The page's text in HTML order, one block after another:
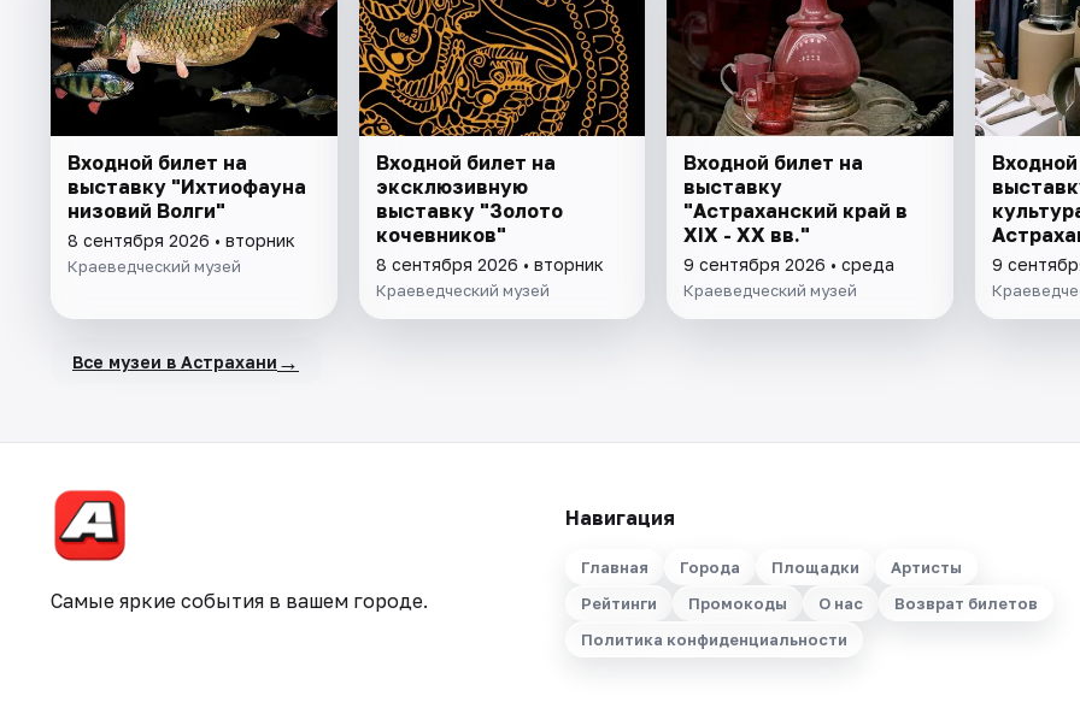
Входной билет на
выставку "Ихтиофауна
низовий Волги"
8 сентября 2026 • вторник
Краеведческий музей
Входной билет на
эксклюзивную
выставку "Золото
кочевников"
8 сентября 2026 • вторник
Краеведческий музей
Входной билет на
выставку
"Астраханский край в
XIX - XX вв."
9 сентября 2026 • среда
Краеведческий музей
9
Все музеи в Астрахани →
Самые яркие события в вашем городе.
Навигация
Главная Города Площадки
Артисты
Рейтинги
Промокоды О нас
Возврат билетов
Политика конфиденциальности